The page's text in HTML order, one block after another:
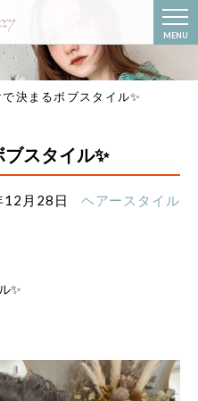
MENU
決まるボブスタイル✨
スタイル✨
12月28日 ヘアースタイル
✨